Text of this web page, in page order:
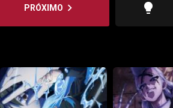
PRÓXIMO navigate_next lightbulb